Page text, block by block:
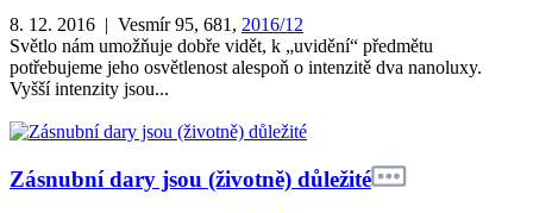
8. 12. 2016 | Vesmír 95, 681, 2016/12
Světlo nám umožňuje dobře vidět, k „uvidění“ předmětu
potřebujeme jeho osvětlenost alespoň o intenzitě dva nanoluxy.
Vyšší intenzity jsou...
Zásnubní dary jsou (životně) důležité